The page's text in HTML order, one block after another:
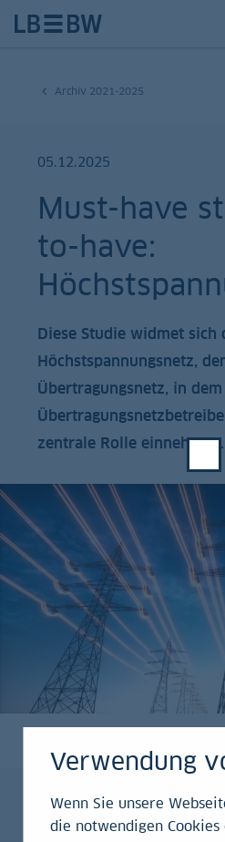
Archiv 2021-2025
05.12.2025
Must-have
to-have:
Diese Studie widmet sich
Höchstspannungsnetz,
Übertragungsnetz, in
zentrale Rolle einnehmen.
Akteure
Verwendung
Wenn Sie unsere
die notwendigen Cookies